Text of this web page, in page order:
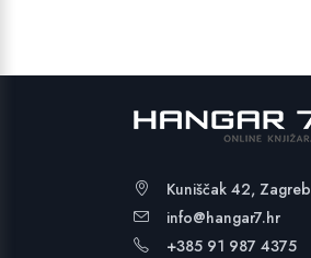
Kuniščak 42, Zagreb
info@hangar7.hr
+385 91 987 4375